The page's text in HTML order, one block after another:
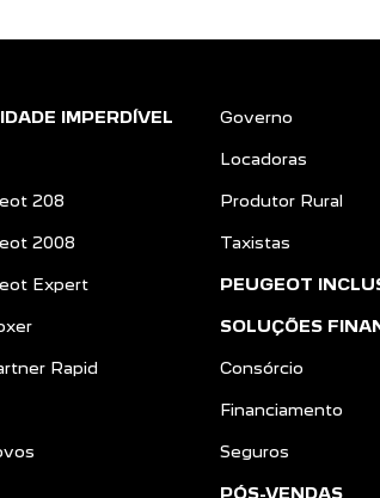
IMPERDÍVEL
208
2008
Expert
Rapid
Governo
Locadoras
Produtor Rural
Taxistas
PEUGEOT
SOLUÇÕES
Consórcio
Financiamento
Seguros
PÓS-VENDAS